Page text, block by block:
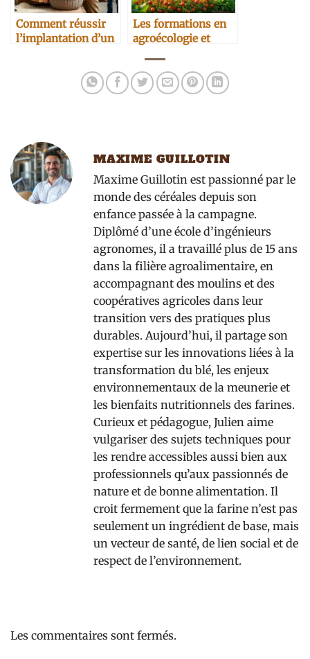
Comment réussir
l’implantation d’un
Les formations en
agroécologie et
MAXIME GUILLOTIN
Maxime Guillotin est passionné par le
monde des céréales depuis son
enfance passée à la campagne.
Diplômé d’une école d’ingénieurs
agronomes, il a travaillé plus de 15 ans
dans la filière agroalimentaire, en
accompagnant des moulins et des
coopératives agricoles dans leur
transition vers des pratiques plus
durables. Aujourd’hui, il partage son
expertise sur les innovations liées à la
transformation du blé, les enjeux
environnementaux de la meunerie et
les bienfaits nutritionnels des farines.
Curieux et pédagogue, Julien aime
vulgariser des sujets techniques pour
les rendre accessibles aussi bien aux
professionnels qu’aux passionnés de
nature et de bonne alimentation. Il
croit fermement que la farine n’est pas
seulement un ingrédient de base, mais
un vecteur de santé, de lien social et de
respect de l’environnement.
Les commentaires sont fermés.